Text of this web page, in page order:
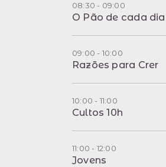
08:30 - 09:00
O Pão de cada dia
09:00 - 10:00
Razões para Crer
10:00 - 11:00
Cultos 10h
11:00 - 12:00
Jovens